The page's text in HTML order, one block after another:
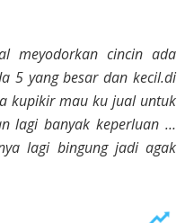
meyodorkan cincin ada
5 yang besar dan kecil.di
kupikir mau ku jual untuk
lagi banyak keperluan …
lagi bingung jadi agak